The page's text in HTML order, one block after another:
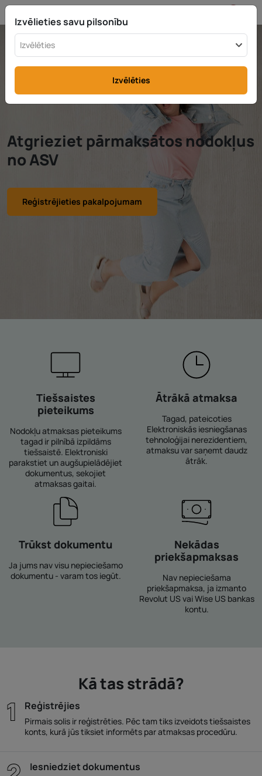
Atgrieziet pārmaksātos nodokļus
no ASV
Reģistrējieties pakalpojumam
Tiešsaistes
pieteikums
Nodokļu atmaksas pieteikums
tagad ir pilnībā izpildāms
tiešsaistē. Elektroniski
parakstiet un augšupielādējiet
dokumentus, sekojiet
atmaksas gaitai.
Ātrākā atmaksa
Tagad, pateicoties
Elektroniskās iesniegšanas
tehnoloģijai nerezidentiem,
atmaksu var saņemt daudz
ātrāk.
Trūkst dokumentu
Ja jums nav visu nepieciešamo
dokumentu - varam tos iegūt.
Nekādas
priekšapmaksas
Nav nepieciešama
priekšapmaksa, ja izmanto
Revolut US vai Wise US bankas
kontu.
Kā tas strādā?
Reģistrējies
Pirmais solis ir reģistrēties. Pēc tam tiks izveidots tiešsaistes
konts, kurā jūs tiksiet informēts par atmaksas procedūru.
Iesniedziet dokumentus
Izvēlieties savu pilsonību
Izvēlēties
Izvēlēties